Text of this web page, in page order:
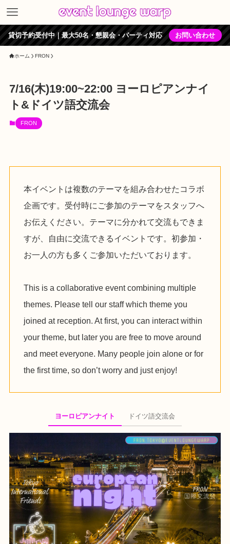
貸切予約受付中｜最大50名・懇親会・パーティ対応 お問い合わせ
ホーム FRON
7/16(木)19:00~22:00 ヨーロピアンナイ
ト&ドイツ語交流会
FRON
本イベントは複数のテーマを組み合わせたコラボ
企画です。受付時にご参加のテーマをスタッフへ
お伝えください。テーマに分かれて交流もできま
すが、自由に交流できるイベントです。初参加・
お一人の方も多くご参加いただいております。
This is a collaborative event combining multiple
themes. Please tell our staff which theme you
joined at reception. At first, you can interact within
your theme, but later you are free to move around
and meet everyone. Many people join alone or for
the first time, so don’t worry and just enjoy!
ヨーロピアンナイト ドイツ語交流会